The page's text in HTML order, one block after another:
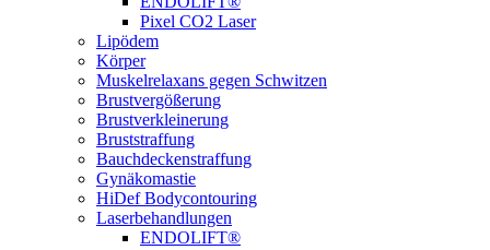
Pixel CO2 Laser
Lipödem
Körper
Muskelrelaxans gegen Schwitzen
Brustvergößerung
Brustverkleinerung
Bruststraffung
Bauchdeckenstraffung
Gynäkomastie
HiDef Bodycontouring
Laserbehandlungen
ENDOLIFT®